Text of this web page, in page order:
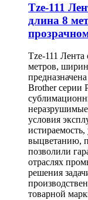
Tze-111
длина 8
Tze-111 Лента
метров,
Brother серии
условия
выцветанию,
позволили
отраслях
решения
товарной